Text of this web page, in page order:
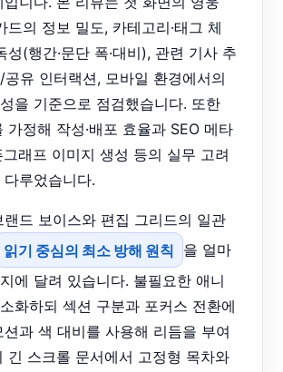
드의 정보 밀도, 카테고리·태그 체
성(행간·문단 폭·대비), 관련 기사 추
유 인터랙션, 모바일 환경에서의
을 기준으로 점검했습니다. 또한
가정해 작성·배포 효율과 SEO 메타
래프 이미지 생성 등의 실무 고려
루었습니다.
랜드 보이스와 편집 그리드의 일관
읽기 중심의 최소 방해 원칙 을 얼마
에 달려 있습니다. 불필요한 애니
화하되 섹션 구분과 포커스 전환에
과 색 대비를 사용해 리듬을 부여
긴 스크롤 문서에서 고정형 목차와